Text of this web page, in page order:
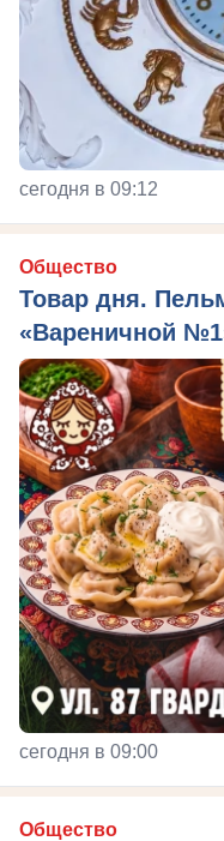
сегодня в 09:12
Общество
Товар дня.
«Вареничной
сегодня в 09:00
Общество